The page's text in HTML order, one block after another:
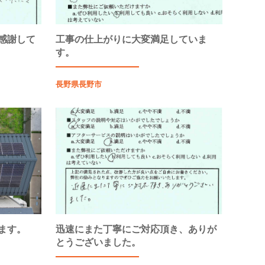
謝して
工事の仕上がりに大変満足していま
す。
長野県長野市
す。
迅速にまた丁寧にご対応頂き、ありが
とうございました。